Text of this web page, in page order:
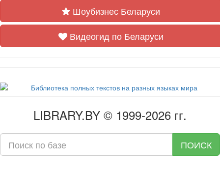
Шоубизнес Беларуси
Видеогид по Беларуси
LIBRARY.BY © 1999-2026 гг.
ПОИСК